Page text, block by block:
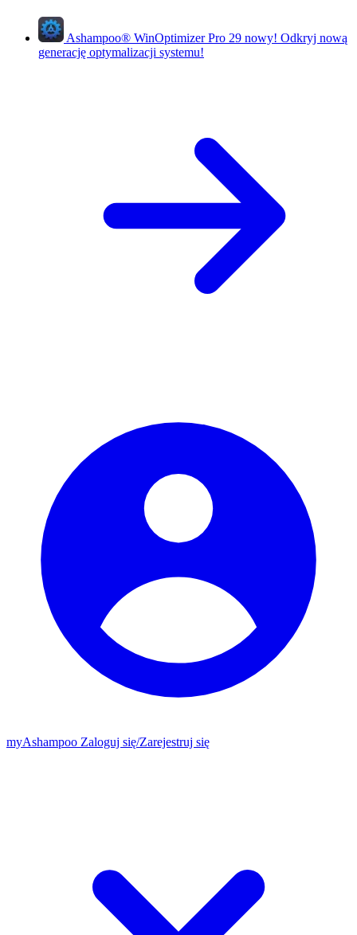
Ashampoo® WinOptimizer Pro 29 nowy! Odkryj nową
generację optymalizacji systemu!
myAshampoo Zaloguj się/Zarejestruj się